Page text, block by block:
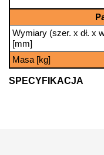
SPECYFIKACJA
Wymiary (szer. x dł. x
[mm]
Masa [kg]